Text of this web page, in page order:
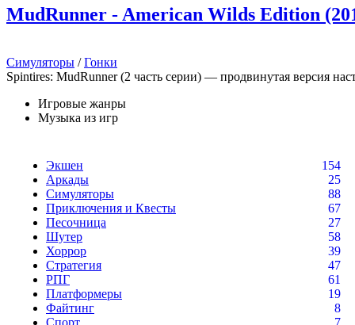
MudRunner - American Wilds Edition
Симуляторы /Гонки
Spintires: MudRunner (2 часть серии) — продвинутая версия
Игровые жанры
Музыка из игр
Экшен
154
Аркады
25
Симуляторы
88
Приключения и Квесты
67
Песочница
27
Шутер
58
Хоррор
39
Стратегия
47
РПГ
61
Платформеры
19
Файтинг
8
Спорт
7